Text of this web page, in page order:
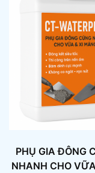
PHỤ GIA ĐÔNG
NHANH CHO